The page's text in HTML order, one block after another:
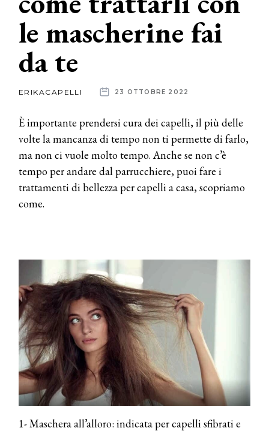
News
dalle
aziende
le mascherine fai
da te
ERIKACAPELLI 23 OTTOBRE 2022
È importante prendersi cura dei capelli, il più delle
volte la mancanza di tempo non ti permette di farlo,
ma non ci vuole molto tempo. Anche se non c’è
tempo per andare dal parrucchiere, puoi fare i
trattamenti di bellezza per capelli a casa, scopriamo
come.
1- Maschera all’alloro: indicata per capelli sfibrati e